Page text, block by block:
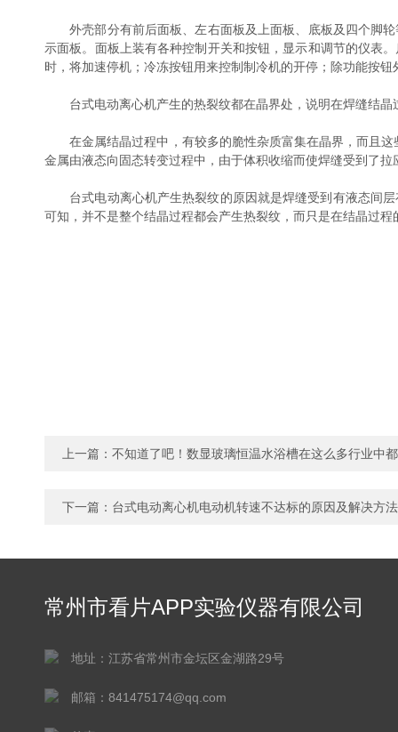
外壳部分有前后面板、左右面板及上面板、底板及四个脚轮等
示面板。面板上装有各种控制开关和按钮，显示和调节的仪
时，将加速停机；冷冻按钮用来控制制冷机的开停；除功能按钮
台式电动离心机产生的热裂纹都在晶界处，说明在焊缝结晶过
在金属结晶过程中，有较多的脆性杂质富集在晶界，而且
金属由液态向固态转变过程中，由于体积收缩而使焊缝受到了拉
台式电动离心机产生热裂纹的原因就是焊缝受到有液态间层存在
可知，并不是整个结晶过程都会产生热裂纹，而只是在结晶过
上一篇： 不知道了吧！数显玻璃恒温水浴槽在这么多行业中
下一篇： 台式电动离心机电动机转速不达标的原因及解决方
常州市看片APP实验仪器有限公司
地址：江苏省常州市金坛区金湖路29号
邮箱：841475174@qq.com